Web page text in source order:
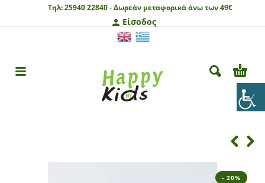
Τηλ:25940 22840 -Δωρεάν μεταφορικά άνω των 49€
Είσοδος
- 20%